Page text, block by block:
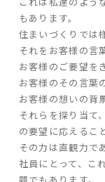
- 高耐震性能
- 高耐久性能
- 保証
家づくりの流れ
よくあるご質問
企業情報
採用情報
暮らしの器
もあります。
住まいづくりでは
それをお客様の言
お客様のご要望を
お客様のその言葉
お客様の想いの背
それらを探り当て
の要望に応えるこ
その力は直観力で
社員にとって、こ